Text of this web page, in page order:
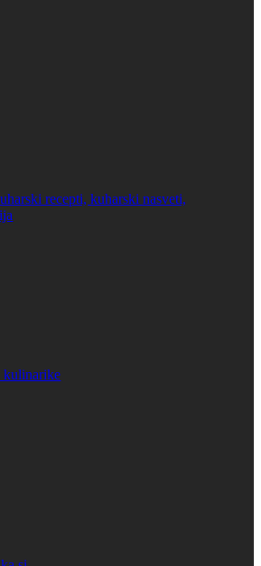
recepti, kuharski nasveti,
kulinarike